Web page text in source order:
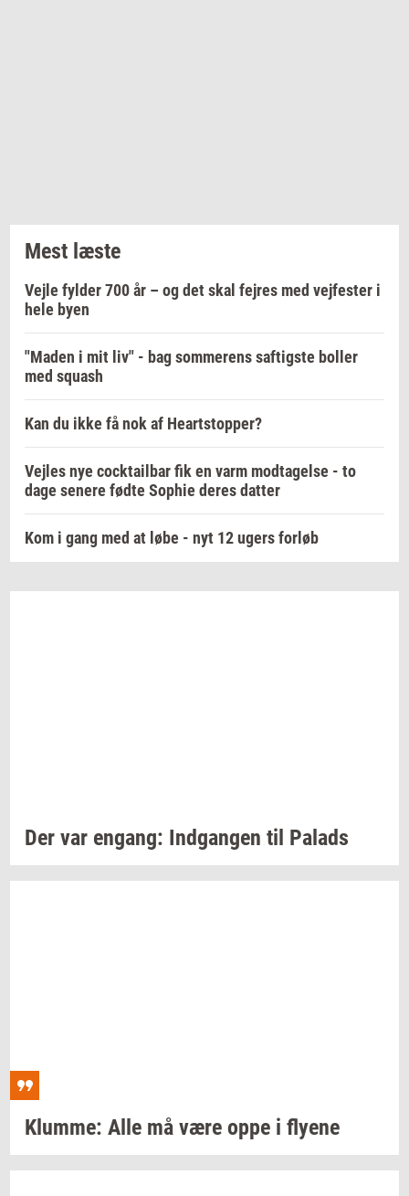
Mest læste
Vejle fylder 700 år – og det skal fejres med vejfester i
hele byen
"Maden i mit liv" - bag sommerens saftigste boller
med squash
Kan du ikke få nok af Heartstopper?
Vejles nye cocktailbar fik en varm modtagelse - to
dage senere fødte Sophie deres datter
Kom i gang med at løbe - nyt 12 ugers forløb
Der var en­gang: Ind­gan­gen til Pa­lads
Klum­me: Alle må være oppe i fly­e­ne